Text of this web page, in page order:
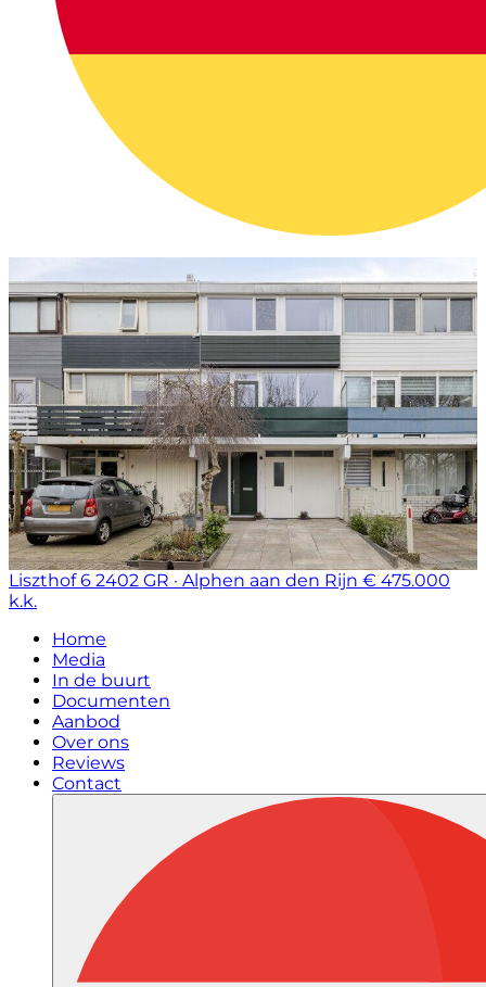
Liszthof 6 2402 GR · Alphen aan den Rijn € 475.000
k.k.
Home
Media
In de buurt
Documenten
Aanbod
Over ons
Reviews
Contact